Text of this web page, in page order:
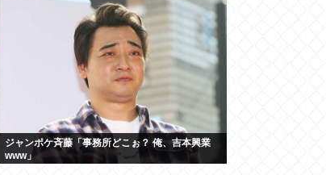
ジャンポケ斉藤「事務所どこぉ？ 俺、吉本興業
www」